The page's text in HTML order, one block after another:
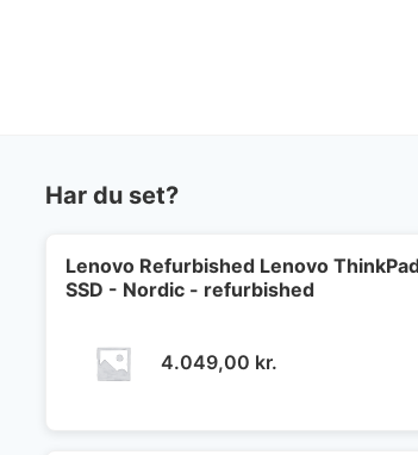
Har du set?
Lenovo Refurbished Lenovo
SSD - Nordic - refurbished
4.049,00 kr.